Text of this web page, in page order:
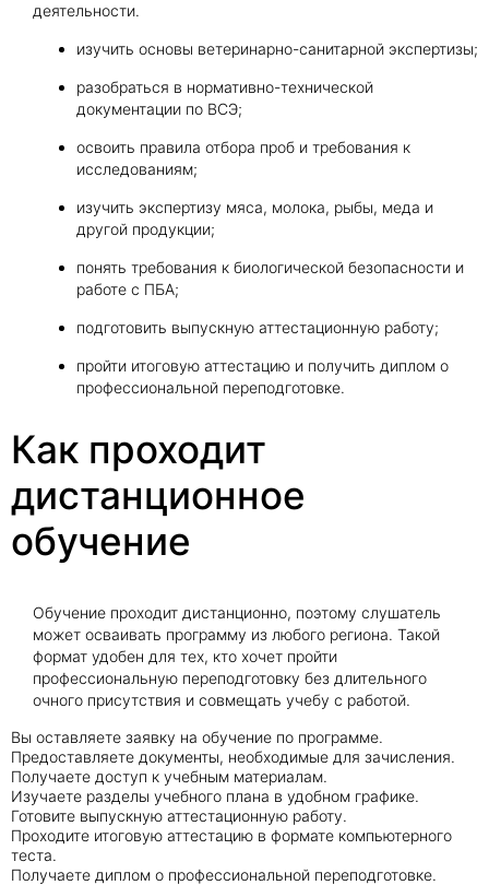
деятельности.
изучить основы ветеринарно-санитарной экспертизы;
разобраться в нормативно-технической
документации по ВСЭ;
освоить правила отбора проб и требования к
исследованиям;
изучить экспертизу мяса, молока, рыбы, меда и
другой продукции;
понять требования к биологической безопасности и
работе с ПБА;
подготовить выпускную аттестационную работу;
пройти итоговую аттестацию и получить диплом о
профессиональной переподготовке.
Как проходит
дистанционное
обучение
Обучение проходит дистанционно, поэтому слушатель
может осваивать программу из любого региона. Такой
формат удобен для тех, кто хочет пройти
профессиональную переподготовку без длительного
очного присутствия и совмещать учебу с работой.
Вы оставляете заявку на обучение по программе.
Предоставляете документы, необходимые для зачисления.
Получаете доступ к учебным материалам.
Изучаете разделы учебного плана в удобном графике.
Готовите выпускную аттестационную работу.
Проходите итоговую аттестацию в формате компьютерного
теста.
Получаете диплом о профессиональной переподготовке.